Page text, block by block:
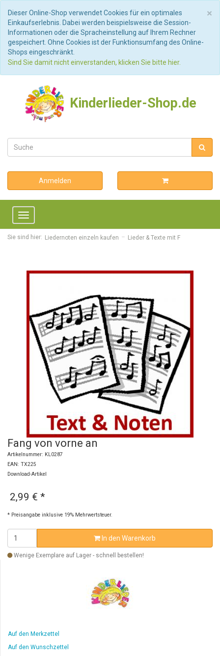
×
Dieser Online-Shop verwendet Cookies für ein optimales
Einkaufserlebnis. Dabei werden beispielsweise die Session-
Informationen oder die Spracheinstellung auf Ihrem Rechner
gespeichert. Ohne Cookies ist der Funktionsumfang des Online-
Shops eingeschränkt.
Sind Sie damit nicht einverstanden, klicken Sie bitte hier.
Kinderlieder-Shop.de
Anmelden
Toggle
navigation
Sie sind hier: Liedernoten einzeln kaufen Lieder & Texte mit F
Fang von vorne an
Artikelnummer: KL0287
EAN: TX225
Download-Artikel
2,99 € *
* Preisangabe inklusive 19% Mehrwertsteuer.
In den Warenkorb
Wenige Exemplare auf Lager - schnell bestellen!
Auf den Merkzettel
Auf den Wunschzettel